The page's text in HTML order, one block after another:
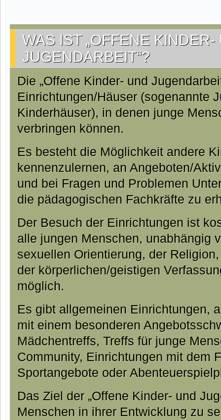
WAS IST „OFFENE KINDER-
JUGENDARBEIT“?
Die „Offene Kinder- und
Einrichtungen/Häuser (sogenannte
Kinderhäuser), in denen junge
verbringen können.
Es besteht die Möglichkeit andere
kennenzulernen, an Angeboten/
und bei Fragen und Problemen
die pädagogischen Fachkräfte zu
Der Besuch der Einrichtungen ist
alle jungen Menschen, unabhängig
sexuellen Orientierung, der Religion,
der körperlichen/geistigen
möglich.
Es gibt allgemeinen Einrichtungen,
mit einem besonderen
Mädchentreffs, Treffs für junge
Community, Einrichtungen mit dem
Sportangebote oder
Das Ziel der „Offene Kinder- und
Menschen in ihrer Entwicklung zu